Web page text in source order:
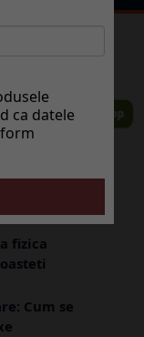
inflaiei
fizica
Cum se